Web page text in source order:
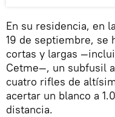
En su residencia, en
19 de septiembre, se
cortas y largas
Cetme—, un subfusil
cuatro rifles de
acertar un blanco a
distancia.